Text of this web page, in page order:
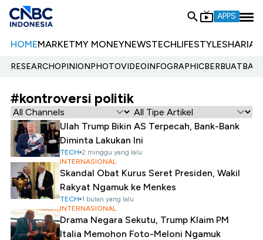
APPS
HOMEMARKETMY MONEYNEWSTECHLIFESTYLESHARIA
RESEARCHOPINIONPHOTOVIDEOINFOGRAPHIC
#kontroversi politik
Ulah Trump Bikin AS Terpecah, Bank-Bank
Diminta Lakukan Ini
TECH 2 minggu yang lalu
INTERNASIONAL
Skandal Obat Kurus Seret Presiden, Wakil
Rakyat Ngamuk ke Menkes
TECH 1 bulan yang lalu
INTERNASIONAL
Drama Negara Sekutu, Trump Klaim PM
Italia Memohon Foto-Meloni Ngamuk